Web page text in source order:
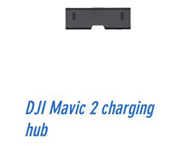
DJI Mavic 2 charging
hub